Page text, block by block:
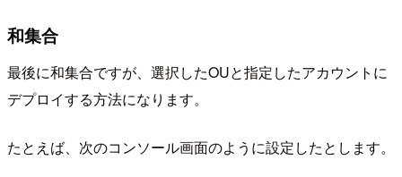
和集合
最後に和集合ですが、選択したOUと指定したアカウントに
デプロイする方法になります。
たとえば、次のコンソール画面のように設定したとします。